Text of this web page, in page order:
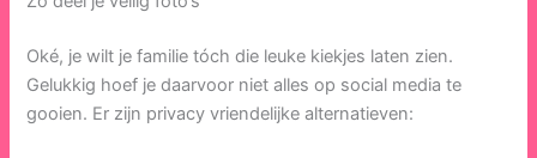
Oké, je wilt je familie tóch die leuke kiekjes laten zien.
Gelukkig hoef je daarvoor niet alles op social media te
gooien. Er zijn privacy vriendelijke alternatieven: